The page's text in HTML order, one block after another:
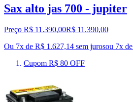
Sax alto jas 700 - jupiter
Preço R$ 11.390,00R$ 11.390,00
Ou 7x de R$ 1.627,14 sem jurosou 7x de
Cupom R$ 80 OFF